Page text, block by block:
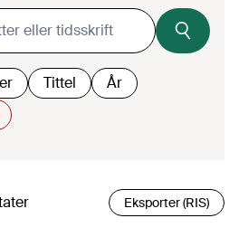
Tittel År
Eksporter (RIS)